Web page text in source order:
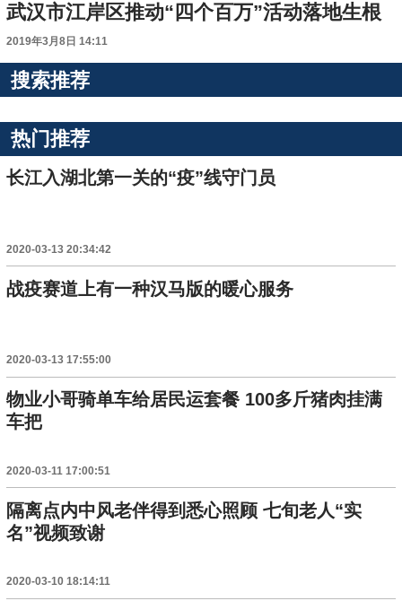
武汉市江岸区推动“四个百万”活动落地生根
2019年3月8日 14:11
搜索推荐
热门推荐
长江入湖北第一关的“疫”线守门员
2020-03-13 20:34:42
战疫赛道上有一种汉马版的暖心服务
2020-03-13 17:55:00
物业小哥骑单车给居民运套餐 100多斤猪肉挂满
车把
2020-03-11 17:00:51
隔离点内中风老伴得到悉心照顾 七旬老人“实
名”视频致谢
2020-03-10 18:14:11